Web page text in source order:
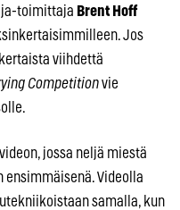
toimittaja Brent Hoff
Jos
viihdettä
Competitionvie
jossa neljä miestä
Videolla
samalla, kun